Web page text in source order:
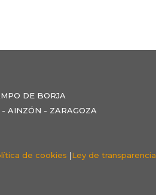
DE BORJA
AINZÓN - ZARAGOZA
de cookies |Ley de transparencia